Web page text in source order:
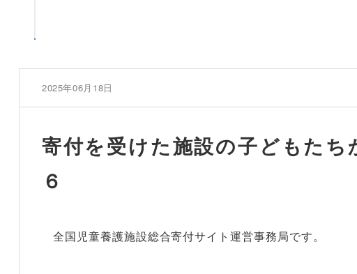
2025年06月18日
寄付を受けた施設の子どもたち
６
全国児童養護施設総合寄付サイト運営事務局です。